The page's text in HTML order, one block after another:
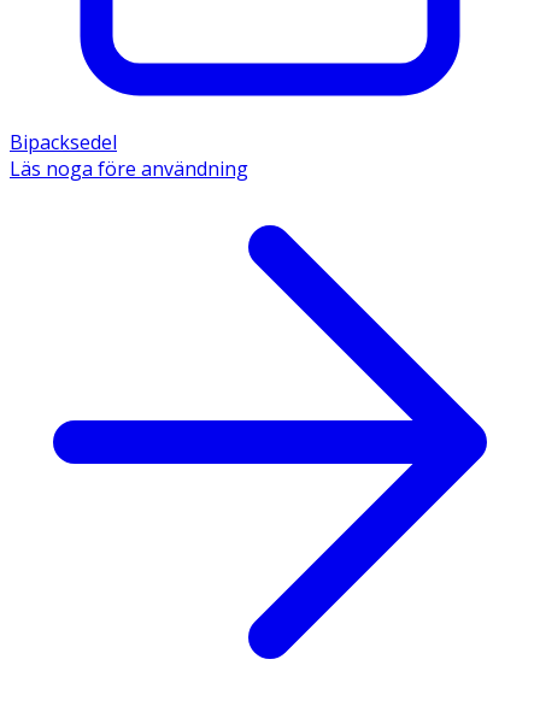
Bipacksedel
Läs noga före användning